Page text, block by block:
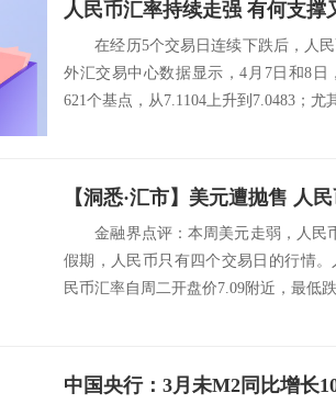
人民币汇率持续走强 有何支撑
在经历5个交易日连续下跌后，人民
外汇交易中心数据显示，4月7日和8
621个基点，从7.1104上升到7.0483；
【洞悉·汇市】美元遭抛售 人
金融界点评：本周美元走弱，人民
假期，人民币只有四个交易日的行情
民币汇率自周二开盘价7.09附近，最低